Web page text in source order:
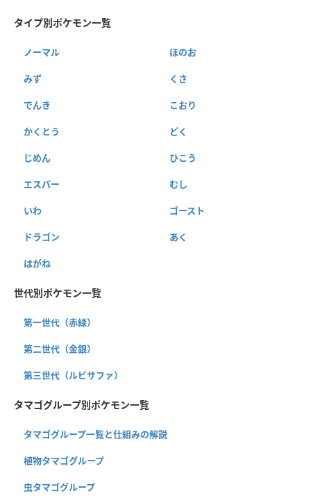
タイプ別ポケモン一覧
ノーマル ほのお
みず くさ
でんき こおり
かくとう どく
じめん ひこう
エスパー むし
いわ ゴースト
ドラゴン あく
はがね
世代別ポケモン一覧
第一世代（赤緑）
第二世代（金銀）
第三世代（ルビサファ）
タマゴグループ別ポケモン一覧
タマゴグループ一覧と仕組みの解説
植物タマゴグループ
虫タマゴグループ